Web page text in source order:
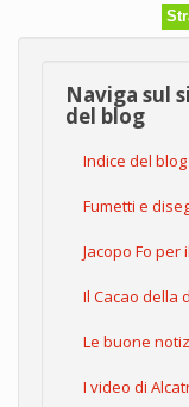
Naviga sul
del blog
Indice del blog
Fumetti e
Jacopo Fo per
Il Cacao della
Le buone
I video di